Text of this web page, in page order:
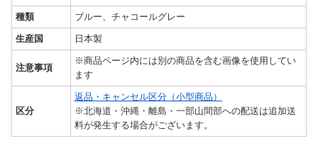
種類 ブルー、チャコールグレー
生産国 日本製
注意事項
※商品ページ内には別の商品を含む画像を使用してい
ます
区分
返品・キャンセル区分（小型商品）
※北海道・沖縄・離島・一部山間部への配送は追加送
料が発生する場合がございます。